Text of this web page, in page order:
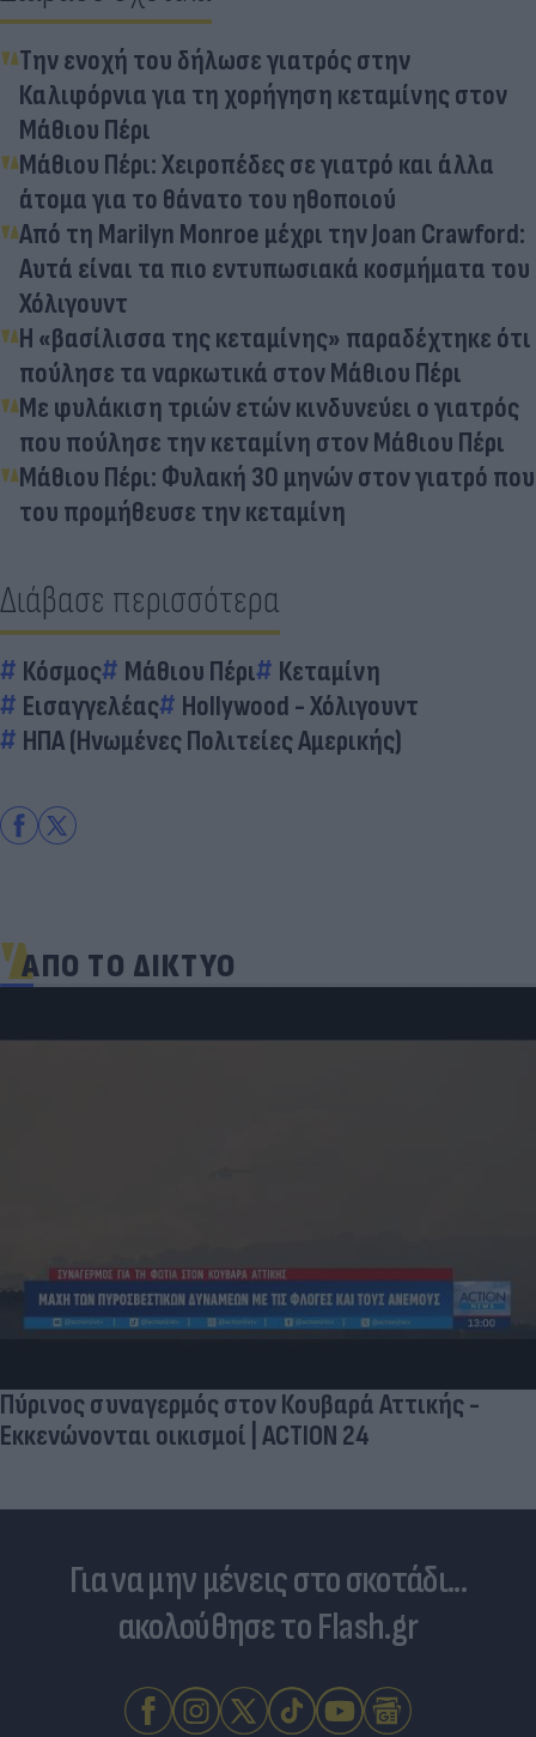
Την ενοχή του δήλωσε γιατρός στην
Καλιφόρνια για τη χορήγηση κεταμίνης στον
Μάθιου Πέρι
Μάθιου Πέρι: Χειροπέδες σε γιατρό και άλλα
άτομα για το θάνατο του ηθοποιού
Από τη Marilyn Monroe μέχρι την Joan Crawford:
Αυτά είναι τα πιο εντυπωσιακά κοσμήματα του
Χόλιγουντ
Η «βασίλισσα της κεταμίνης» παραδέχτηκε ότι
πούλησε τα ναρκωτικά στον Μάθιου Πέρι
Με φυλάκιση τριών ετών κινδυνεύει ο γιατρός
που πούλησε την κεταμίνη στον Μάθιου Πέρι
Μάθιου Πέρι: Φυλακή 30 μηνών στον γιατρό που
του προμήθευσε την κεταμίνη
Διάβασε περισσότερα
Κόσμος Μάθιου Πέρι
Κεταμίνη
Εισαγγελέας
Hollywood - Χόλιγουντ
ΗΠΑ (Ηνωμένες Πολιτείες Αμερικής)
ΑΠΟ ΤΟ ΔΙΚΤΥΟ
Πύρινος συναγερμός στον Κουβαρά Αττικής -
Εκκενώνονται οικισμοί | ACTION 24
Για να μην μένεις στο σκοτάδι...
ακολούθησε το Flash.gr